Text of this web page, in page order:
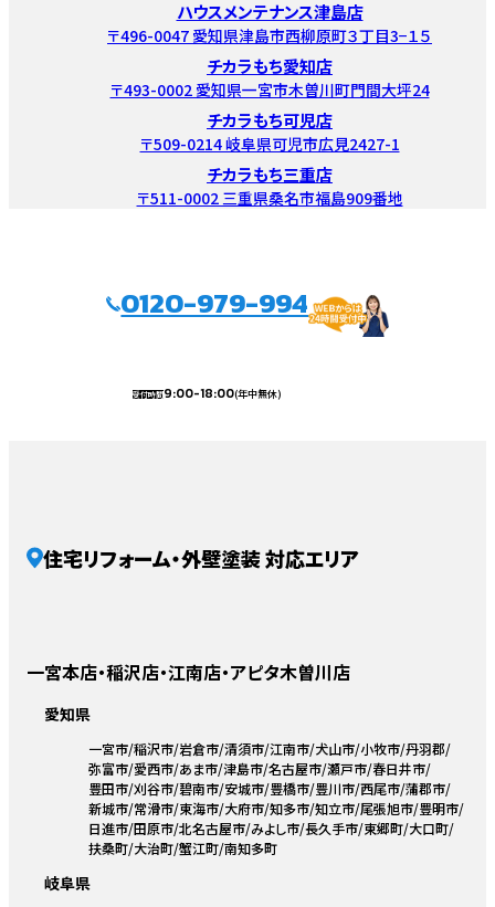
ハウスメンテナンス津島店
〒496-0047 愛知県津島市西柳原町３丁目3−１５
チカラもち愛知店
〒493-0002 愛知県一宮市木曽川町門間大坪24
チカラもち可児店
〒509-0214 岐阜県可児市広見2427-1
チカラもち三重店
〒511-0002 三重県桑名市福島909番地
0120-979-994
受付時間9:00-18:00(年中無休)
住宅リフォーム・外壁塗装 対応エリア
一宮本店・稲沢店・江南店・アピタ木曽川店
愛知県
一宮市 稲沢市 岩倉市 清須市 江南市 犬山市 小牧市 丹羽郡
弥富市 愛西市 あま市 津島市 名古屋市 瀬戸市 春日井市
豊田市 刈谷市 碧南市 安城市 豊橋市 豊川市 西尾市 蒲郡市
新城市 常滑市 東海市 大府市 知多市 知立市 尾張旭市 豊明市
日進市 田原市 北名古屋市 みよし市 長久手市 東郷町 大口町
扶桑町 大治町 蟹江町 南知多町
岐阜県